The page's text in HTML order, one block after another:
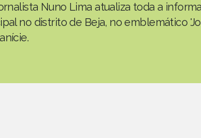
Nuno Lima atualiza toda a
no distrito de Beja, no emblemático